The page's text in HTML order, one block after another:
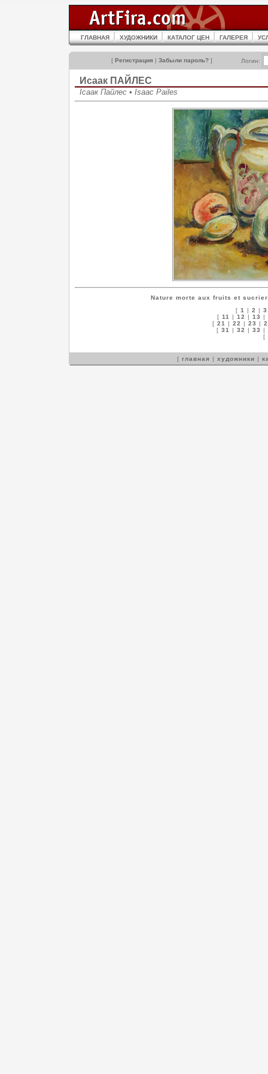
ГЛАВНАЯ ХУДОЖНИКИ КАТАЛОГ ЦЕН ГАЛЕРЕЯ
[ Регистрация | Забыли пароль? ] Логин:
Исаак ПАЙЛЕС
Ісаак Пaйлес • Isaac Pailes
Nature morte aux fruits et sucrier
[ 1 | 2 | 3
[ 11 | 12 | 13 |
[ 21 | 22 | 23 |
[ 31 | 32 | 33
|
[
[ главная | художники |